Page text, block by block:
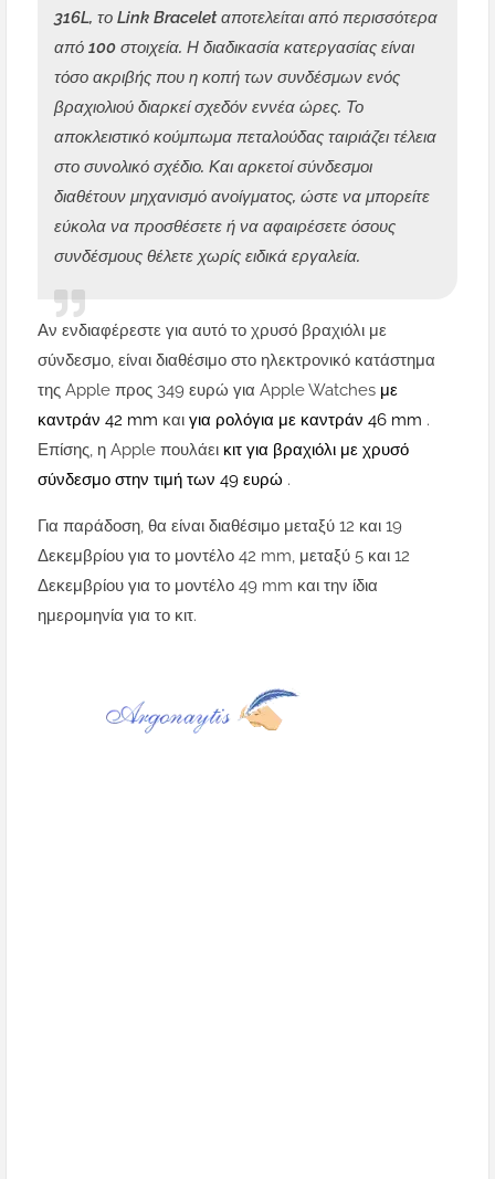
316L, το Link Bracelet αποτελείται από περισσότερα
από 100 στοιχεία. Η διαδικασία κατεργασίας είναι
τόσο ακριβής που η κοπή των συνδέσμων ενός
βραχιολιού διαρκεί σχεδόν εννέα ώρες. Το
αποκλειστικό κούμπωμα πεταλούδας ταιριάζει τέλεια
στο συνολικό σχέδιο. Και αρκετοί σύνδεσμοι
διαθέτουν μηχανισμό ανοίγματος, ώστε να μπορείτε
εύκολα να προσθέσετε ή να αφαιρέσετε όσους
συνδέσμους θέλετε χωρίς ειδικά εργαλεία.
Αν ενδιαφέρεστε για αυτό το χρυσό βραχιόλι με
σύνδεσμο, είναι διαθέσιμο στο ηλεκτρονικό κατάστημα
της Apple προς 349 ευρώ για Apple Watches με
καντράν 42 mm και για ρολόγια με καντράν 46 mm .
Επίσης, η Apple πουλάει κιτ για βραχιόλι με χρυσό
σύνδεσμο στην τιμή των 49 ευρώ .
Για παράδοση, θα είναι διαθέσιμο μεταξύ 12 και 19
Δεκεμβρίου για το μοντέλο 42 mm, μεταξύ 5 και 12
Δεκεμβρίου για το μοντέλο 49 mm και την ίδια
ημερομηνία για το κιτ.